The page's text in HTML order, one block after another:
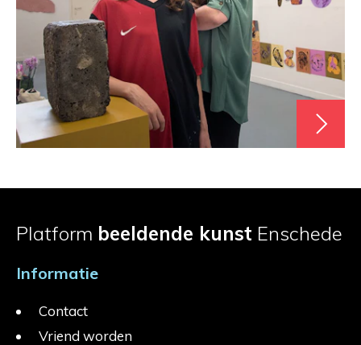
Platform beeldende kunst Enschede
Informatie
Contact
Vriend worden